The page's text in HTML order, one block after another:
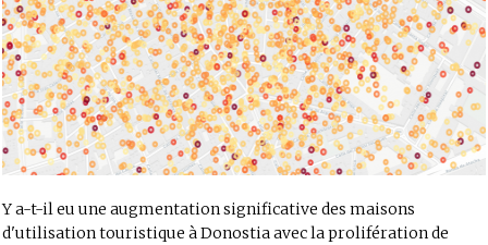
Y a-t-il eu une augmentation significative des maisons
d'utilisation touristique à Donostia avec la prolifération de